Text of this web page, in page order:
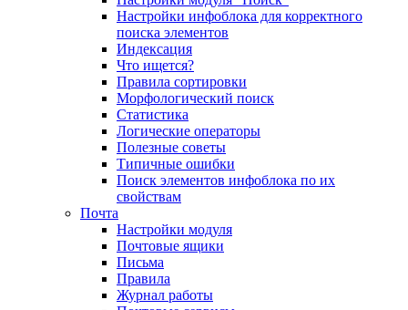
Настройки инфоблока для корректного
поиска элементов
Индексация
Что ищется?
Правила сортировки
Морфологический поиск
Статистика
Логические операторы
Полезные советы
Типичные ошибки
Поиск элементов инфоблока по их
свойствам
Почта
Настройки модуля
Почтовые ящики
Письма
Правила
Журнал работы